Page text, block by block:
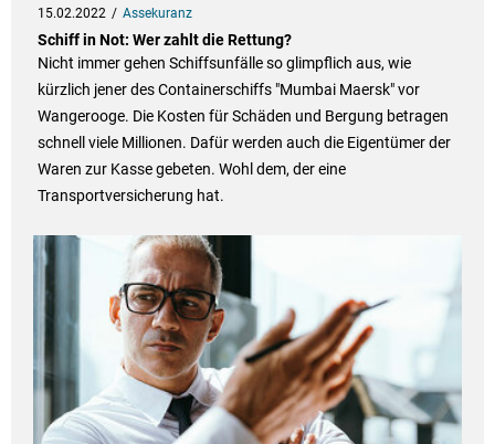
15.02.2022 Assekuranz
Schiff in Not: Wer zahlt die Rettung?
Nicht immer gehen Schiffsunfälle so glimpflich aus, wie
kürzlich jener des Containerschiffs "Mumbai Maersk" vor
Wangerooge. Die Kosten für Schäden und Bergung betragen
schnell viele Millionen. Dafür werden auch die Eigentümer der
Waren zur Kasse gebeten. Wohl dem, der eine
Transportversicherung hat.